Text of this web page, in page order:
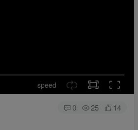
speed
0 25 14